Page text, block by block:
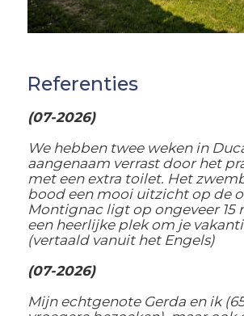
Referenties
(07-2026)
We hebben twee weken in
aangenaam verrast door het
met een extra toilet. Het
bood een mooi uitzicht op de
Montignac ligt op ongeveer
een heerlijke plek om je
(vertaald vanuit het Engels)
(07-2026)
Mijn echtgenote Gerda en ik